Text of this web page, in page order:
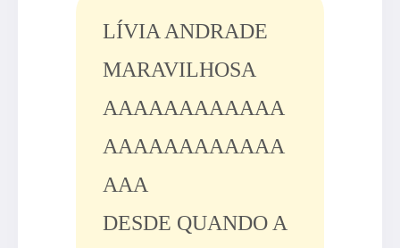
LÍVIA ANDRADE
MARAVILHOSA
AAAAAAAAAAAA
AAAAAAAAAAAA
AAA
DESDE QUANDO A